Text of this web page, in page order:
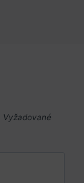
Vyžadované